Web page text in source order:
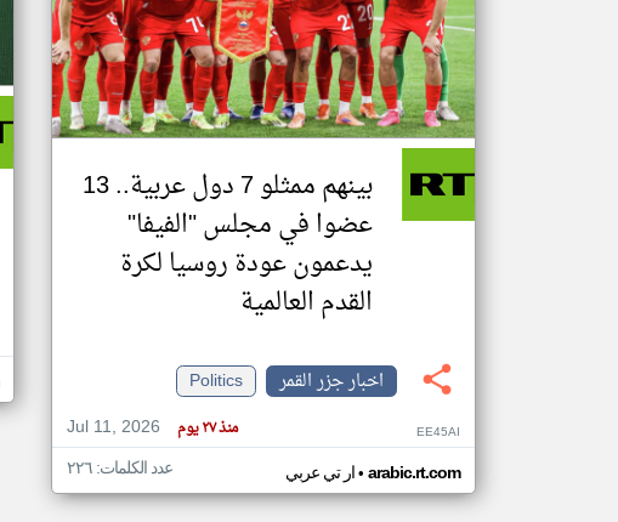
بينهم ممثلو 7 دول عربية.. 13
عضوا في مجلس "الفيفا"
يدعمون عودة روسيا لكرة
القدم العالمية
اخبار جزر القمر
Politics
Jul 11, 2026
منذ ٢٧ يوم EE45AI
ار تي عربي• arabic.rt.com عدد الكلمات: ٢٢٦